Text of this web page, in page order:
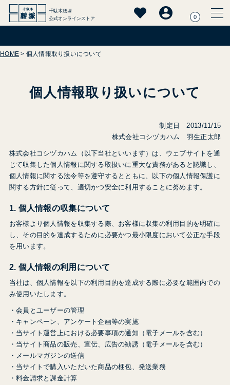
千駄木腰塚
公式オンラインストア
0
HOME 個人情報取り扱いについて
個人情報取り扱いについて
制定日 2013/11/15
株式会社コシヅカハム 羽生正太郎
株式会社コシヅカハム（以下当社といいます）は、ウェブサイトを通
じて収集した個人情報に関する取扱いに重大な責務があると認識し、
個人情報に関する法令等を遵守するとともに、以下の個人情報保護に
関する方針に従って、適切かつ安全に利用することに努めます。
1. 個人情報の収集について
お客様より個人情報を収集する際、お客様に収集の利用目的を明確に
し、その目的を達成するために必要かつ最小限度において公正な手段
を用います。
2. 個人情報の利用について
当社は、個人情報を以下の利用目的を達成する際に必要な範囲内での
み使用いたします。
・会員とユーザーの管理
・キャンペーン、アンケート企画等の実施
・当サイト運営上における必要事項の通知（電子メールを含む）
・当サイト商品の販売、宣伝、広告の勧誘（電子メールを含む）
・メールマガジンの送信
・当サイトで購入いただいた商品の梱包、発送業務
・料金請求と課金計算